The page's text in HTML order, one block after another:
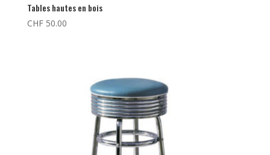
Tables hautes en bois
CHF50.00